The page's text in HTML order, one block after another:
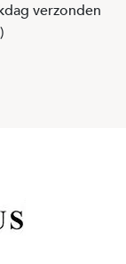
verzonden